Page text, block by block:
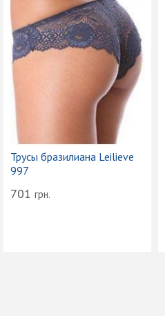
Трусы бразилиана Leilieve
997
701 грн.